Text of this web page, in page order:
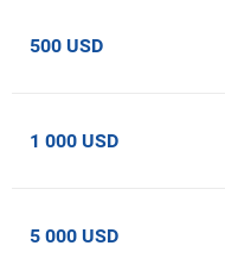
500 USD
1 000 USD
5 000 USD